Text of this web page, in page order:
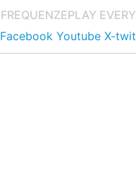
FREQUENZEPLAY
Facebook Youtube X-